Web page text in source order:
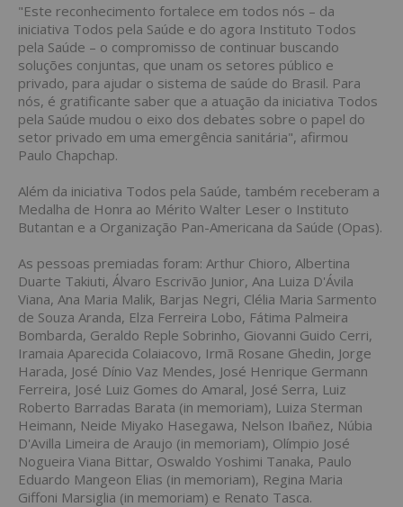
"Este reconhecimento fortalece em todos nós – da
iniciativa Todos pela Saúde e do agora Instituto Todos
pela Saúde – o compromisso de continuar buscando
soluções conjuntas, que unam os setores público e
privado, para ajudar o sistema de saúde do Brasil. Para
nós, é gratificante saber que a atuação da iniciativa Todos
pela Saúde mudou o eixo dos debates sobre o papel do
setor privado em uma emergência sanitária", afirmou
Paulo Chapchap.
Além da iniciativa Todos pela Saúde, também receberam a
Medalha de Honra ao Mérito Walter Leser o Instituto
Butantan e a Organização Pan-Americana da Saúde (Opas).
As pessoas premiadas foram: Arthur Chioro, Albertina
Duarte Takiuti, Álvaro Escrivão Junior, Ana Luiza D'Ávila
Viana, Ana Maria Malik, Barjas Negri, Clélia Maria Sarmento
de Souza Aranda, Elza Ferreira Lobo, Fátima Palmeira
Bombarda, Geraldo Reple Sobrinho, Giovanni Guido Cerri,
Iramaia Aparecida Colaiacovo, Irmã Rosane Ghedin, Jorge
Harada, José Dínio Vaz Mendes, José Henrique Germann
Ferreira, José Luiz Gomes do Amaral, José Serra, Luiz
Roberto Barradas Barata (in memoriam), Luiza Sterman
Heimann, Neide Miyako Hasegawa, Nelson Ibañez, Núbia
D'Avilla Limeira de Araujo (in memoriam), Olímpio José
Nogueira Viana Bittar, Oswaldo Yoshimi Tanaka, Paulo
Eduardo Mangeon Elias (in memoriam), Regina Maria
Giffoni Marsiglia (in memoriam) e Renato Tasca.